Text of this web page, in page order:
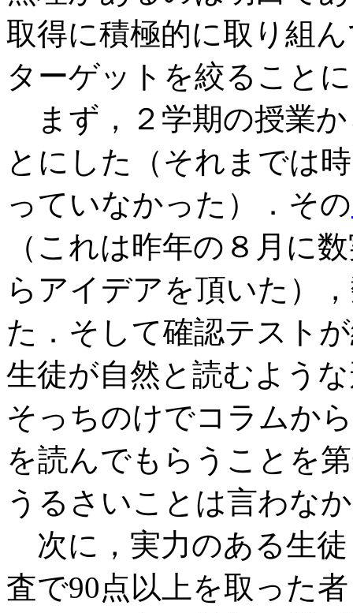
取得に積極的に取り組
ターゲットを絞ること
まず，２学期の授業
とにした（それまでは
っていなかった）．その
（これは昨年の８月に
らアイデアを頂いた）
た．そして確認テスト
生徒が自然と読むよう
そっちのけでコラムか
を読んでもらうことを
うるさいことは言わな
次に，実力のある生徒
査で90点以上を取った